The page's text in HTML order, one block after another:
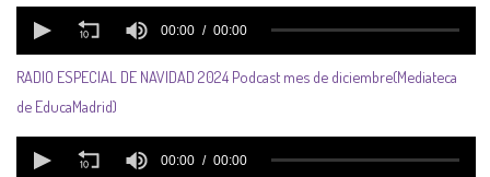
RADIO ESPECIAL DE NAVIDAD 2024 Podcast mes de diciembre(Mediateca
de EducaMadrid)